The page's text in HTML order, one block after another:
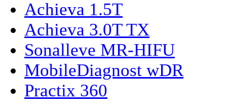
Achieva 1.5T
Achieva 3.0T TX
Sonalleve MR-HIFU
MobileDiagnost wDR
Practix 360